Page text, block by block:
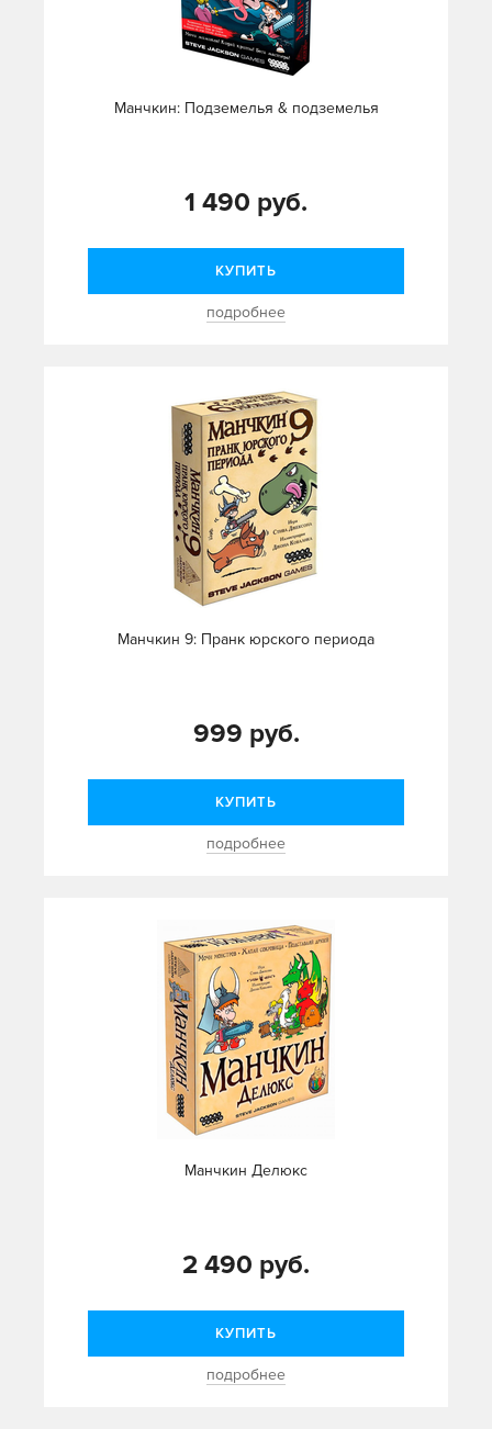
Манчкин: Подземелья & подземелья
1 490 руб.
КУПИТЬ
подробнее
Манчкин 9: Пранк юрского периода
999 руб.
КУПИТЬ
подробнее
Манчкин Делюкс
2 490 руб.
КУПИТЬ
подробнее